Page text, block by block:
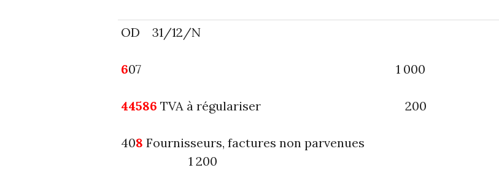
OD 31/12/N
607 1 000
44586 TVA à régulariser 200
408 Fournisseurs, factures non parvenues
1 200